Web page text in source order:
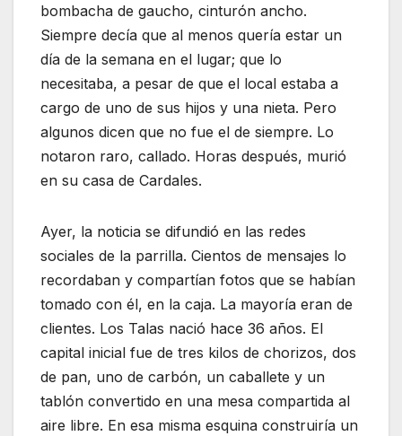
bombacha de gaucho, cinturón ancho.
Siempre decía que al menos quería estar un
día de la semana en el lugar; que lo
necesitaba, a pesar de que el local estaba a
cargo de uno de sus hijos y una nieta. Pero
algunos dicen que no fue el de siempre. Lo
notaron raro, callado. Horas después, murió
en su casa de Cardales.
Ayer, la noticia se difundió en las redes
sociales de la parrilla. Cientos de mensajes lo
recordaban y compartían fotos que se habían
tomado con él, en la caja. La mayoría eran de
clientes. Los Talas nació hace 36 años. El
capital inicial fue de tres kilos de chorizos, dos
de pan, uno de carbón, un caballete y un
tablón convertido en una mesa compartida al
aire libre. En esa misma esquina construiría un